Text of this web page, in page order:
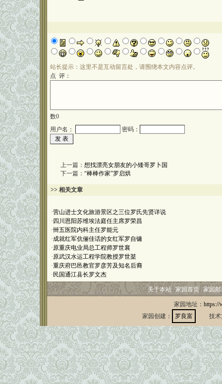
站长提示：这里不是互动留言处，请围绕本文内容点评。
点 评：
数0
用户名：
密码：
上一篇： 想找漂亮女朋友的小矮哥罗卜国
下一篇： “棒棒作家”罗启烘
>> 相关文章
·营山进士文化旅游景区之三位罗氏先贤详说
· 四川恩阳苏维埃法庭任主席罗荣昌
·卌五医院内科主任罗能元
·成就红军伉俪佳话的女红军罗自镛
·原重庆电业局总工程师罗世襄
·原武汉水运工程学院教授罗世棻
·重庆府巴邑教官罗彦芳及知名后裔
· 民国通江县长罗文杰
关于本站 家园首页 家园
家园地址： https://
家园创建：
罗良富 技术